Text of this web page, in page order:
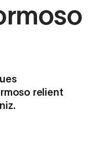
relient